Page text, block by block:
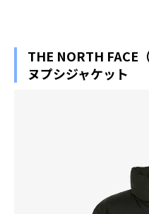
THE NORTH FACE
ヌプシジャケット